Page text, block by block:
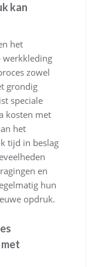
kan
het
werkkleding
zowel
grondig
speciale
kosten met
het
tijd in beslag
en
hun
opdruk.